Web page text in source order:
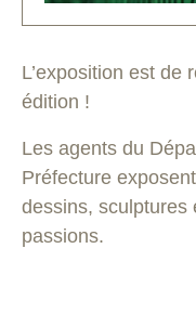
L’exposition est de
édition !
Les agents du
Préfecture
dessins, sculptures
passions.